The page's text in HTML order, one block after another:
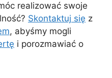
realizować swoje
Skontaktuj się z
, abyśmy mogli
i porozmawiać o